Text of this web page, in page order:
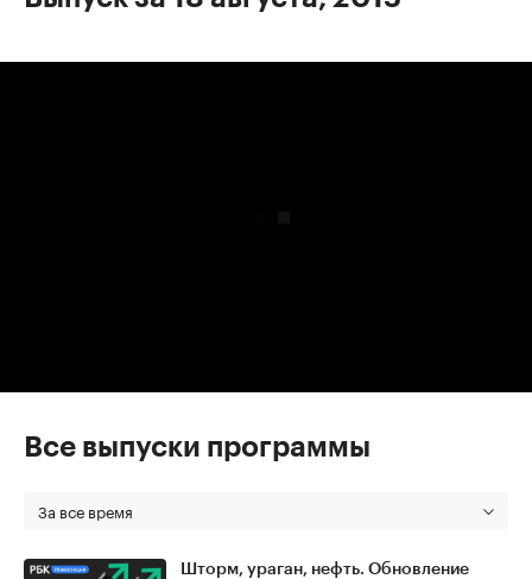
Все выпуски программы
За все время
Шторм, ураган, нефть. Обновление